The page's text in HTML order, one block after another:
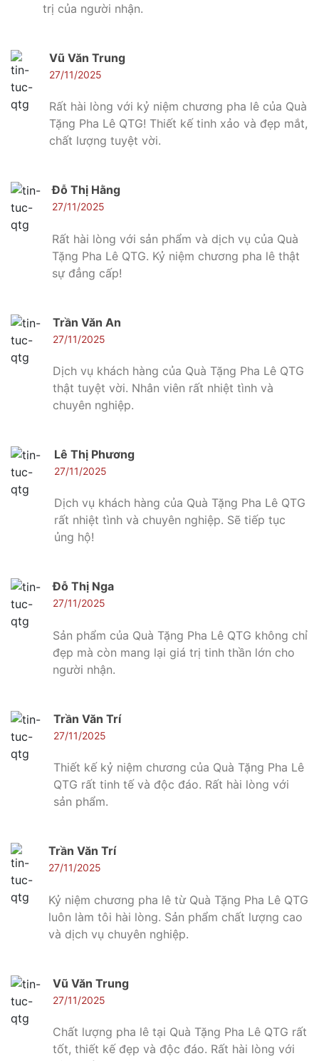
trị của người nhận.
Vũ Văn Trung
27/11/2025
Rất hài lòng với kỷ niệm chương pha lê của Quà
Tặng Pha Lê QTG! Thiết kế tinh xảo và đẹp mắt,
chất lượng tuyệt vời.
Đỗ Thị Hằng
27/11/2025
Rất hài lòng với sản phẩm và dịch vụ của Quà
Tặng Pha Lê QTG. Kỷ niệm chương pha lê thật
sự đẳng cấp!
Trần Văn An
27/11/2025
Dịch vụ khách hàng của Quà Tặng Pha Lê QTG
thật tuyệt vời. Nhân viên rất nhiệt tình và
chuyên nghiệp.
Lê Thị Phương
27/11/2025
Dịch vụ khách hàng của Quà Tặng Pha Lê QTG
rất nhiệt tình và chuyên nghiệp. Sẽ tiếp tục
ủng hộ!
Đỗ Thị Nga
27/11/2025
Sản phẩm của Quà Tặng Pha Lê QTG không chỉ
đẹp mà còn mang lại giá trị tinh thần lớn cho
người nhận.
Trần Văn Trí
27/11/2025
Thiết kế kỷ niệm chương của Quà Tặng Pha Lê
QTG rất tinh tế và độc đáo. Rất hài lòng với
sản phẩm.
Trần Văn Trí
27/11/2025
Kỷ niệm chương pha lê từ Quà Tặng Pha Lê QTG
luôn làm tôi hài lòng. Sản phẩm chất lượng cao
và dịch vụ chuyên nghiệp.
Vũ Văn Trung
27/11/2025
Chất lượng pha lê tại Quà Tặng Pha Lê QTG rất
tốt, thiết kế đẹp và độc đáo. Rất hài lòng với